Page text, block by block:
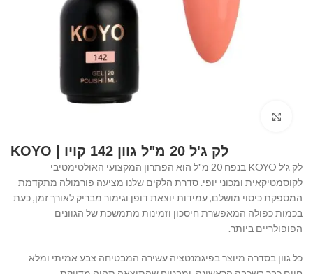
לק ג'ל 20 מ"ל גוון 142 קויו | KOYO
לק ג'ל KOYO בנפח 20 מ"ל הוא הפתרון המקצועי האולטימטיבי
לקוסמטיקאית ומכוני יופי. סדרת הלקים שלנו מציעה פורמולה מתקדמת
המספקת כיסוי מושלם, עמידות יוצאת דופן וגימור מבריק לאורך זמן, כעת
בכמות כפולה המאפשרת חיסכון וזמינות מתמשכת של הגוונים
הפופולריים ביותר.
כל גוון בסדרה מיוצר בפיגמנטציה עשירה המבטיחה צבע אמיתי ומלא